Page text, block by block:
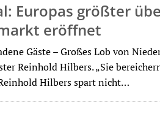
Europas größter
eröffnet
Gäste – Großes Lob von
Reinhold Hilbers. „Sie
Hilbers spart nicht…